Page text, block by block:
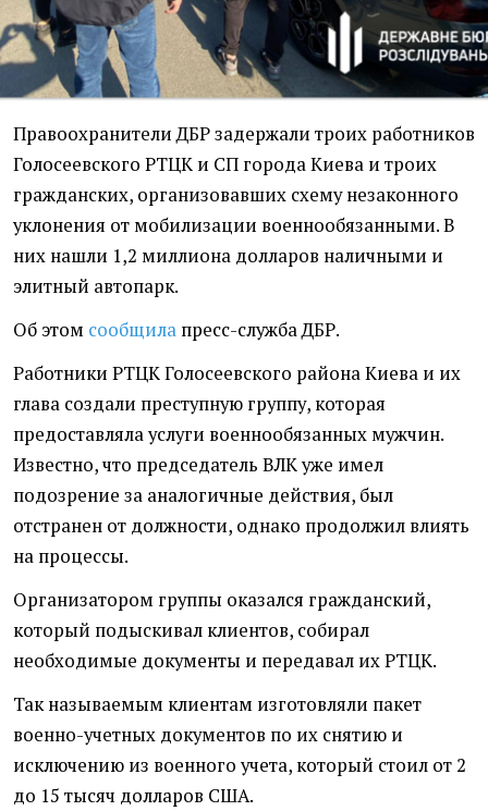
Правоохранители ДБР задержали троих работников
Голосеевского РТЦК и СП города Киева и троих
гражданских, организовавших схему незаконного
уклонения от мобилизации военнообязанными. В
них нашли 1,2 миллиона долларов наличными и
элитный автопарк.
Об этом сообщила пресс-служба ДБР.
Работники РТЦК Голосеевского района Киева и их
глава создали преступную группу, которая
предоставляла услуги военнообязанных мужчин.
Известно, что председатель ВЛК уже имел
подозрение за аналогичные действия, был
отстранен от должности, однако продолжил влиять
на процессы.
Организатором группы оказался гражданский,
который подыскивал клиентов, собирал
необходимые документы и передавал их РТЦК.
Так называемым клиентам изготовляли пакет
военно-учетных документов по их снятию и
исключению из военного учета, который стоил от 2
до 15 тысяч долларов США.